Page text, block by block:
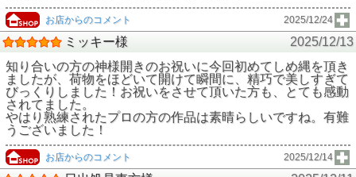
お店からのコメント 2025/12/24
ミッキー様
2025/12/13
知り合いの方の神様開きのお祝いに今回初めてしめ縄を頂き
ましたが、荷物をほどいて開けて瞬間に、精巧で美しすぎて
びっくりしました！お祝いをさせて頂いた方も、とても感動
されてました。
やはり熟練されたプロの方の作品は素晴らしいですね。有難
うございました！
お店からのコメント 2025/12/14